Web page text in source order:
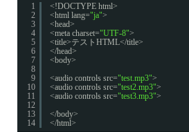
1
2
3
4
5
6
7
8
9
10
11
12
13
14
<!DOCTYPE html>
<html lang="ja">
<head>
<meta charset="UTF-8">
<title>テストHTML</title>
</head>
<body>
<audio controls src="test.mp3">
<audio controls src="test2.mp3">
<audio controls src="test3.mp3">
</body>
</html>